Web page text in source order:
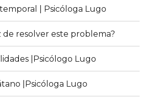
| Psicóloga Lugo
de resolver este problema?
|Psicólogo Lugo
|Psicóloga Lugo